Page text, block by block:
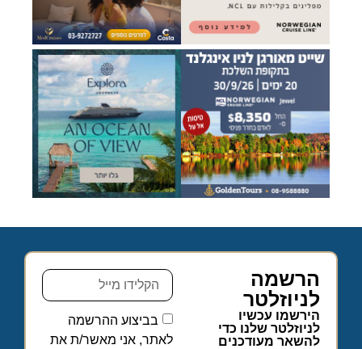
הרשמה
לניוזלטר
הירשמו עכשיו
לניוזלטר שלנו כדי
להשאר מעודכנים
בביצוע ההרשמה
לאתר, אני מאשר/ת את